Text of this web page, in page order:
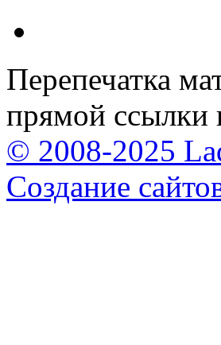
Перепечатка
прямой ссылки
© 2008-2025
Создание